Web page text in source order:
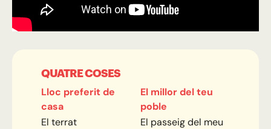
QUATRE COSES
Lloc preferit de
casa
El terrat
El millor del teu
poble
El passeig del meu